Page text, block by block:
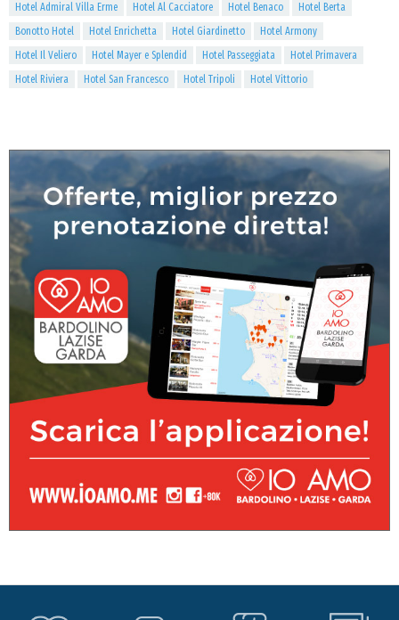
Hotel Admiral Villa Erme
Hotel Al Cacciatore Hotel Benaco
Hotel Berta
Bonotto Hotel
Hotel Enrichetta Hotel Giardinetto
Hotel Armony
Hotel Il Veliero
Hotel Mayer e Splendid Hotel Passeggiata
Hotel Primavera
Hotel Riviera
Hotel San Francesco Hotel Tripoli Hotel Vittorio